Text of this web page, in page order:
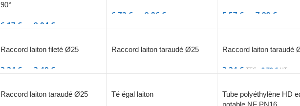
90°
6,17 € 9,04 €
6,72 € 9,86 € 5,57 € 7,99 €
Raccord laiton fileté Ø25
3,24 € 3,40 €
Raccord laiton taraudé Ø25 Raccord laiton taraudé
3,24 € TTC - 2,70 € HT
Raccord laiton taraudé Ø25 Té égal laiton
Tube polyéthylène HD
potable NF PN16